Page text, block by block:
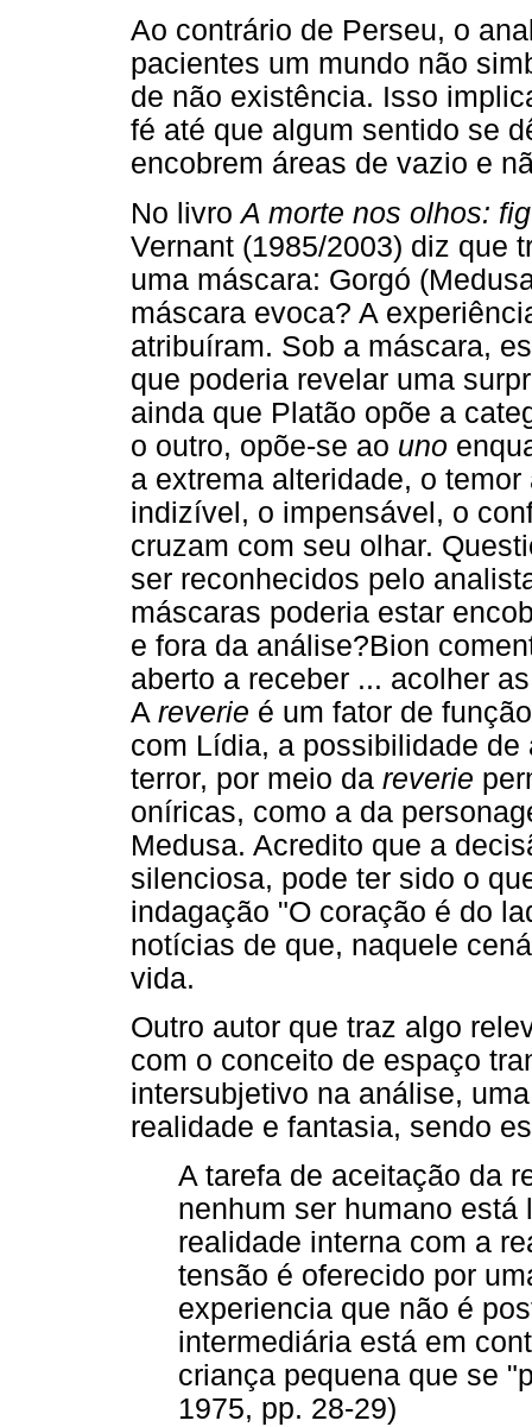
Ao contrário de Perseu, o
pacientes um mundo não
de não existência. Isso
fé até que algum sentido se
encobrem áreas de vazio e
No livroA morte nos olhos:
Vernant (1985/2003) diz que
uma máscara: Gorgó
máscara evoca? A
atribuíram. Sob a máscara,
que poderia revelar uma
ainda que Platão opõe a
o outro, opõe-se ao uno
a extrema alteridade, o
indizível, o impensável, o
cruzam com seu olhar.
ser reconhecidos pelo
máscaras poderia estar
e fora da análise?Bion
aberto a receber ... acolher
A reverie é um fator de
com Lídia, a possibilidade
terror, por meio da reverie
oníricas, como a da
Medusa. Acredito que a
silenciosa, pode ter sido o
indagação "O coração é do
notícias de que, naquele
vida.
Outro autor que traz algo
com o conceito de espaço
intersubjetivo na análise,
realidade e fantasia, sendo
A tarefa de aceitação da
nenhum ser humano
realidade interna com a
tensão é oferecido por
experiencia que não é
intermediária está em
criança pequena que se
1975, pp. 28-29)